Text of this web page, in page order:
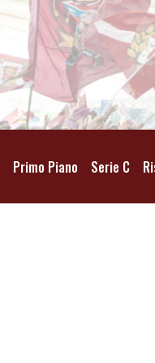
Primo Piano Serie C